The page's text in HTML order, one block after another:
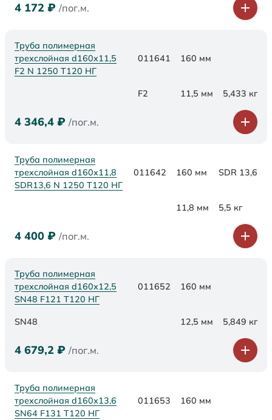
4 172 ₽ /пог.м.
Труба полимерная
трехслойная d160x11,5
F2 N 1250 Т120 НГ
011641 160 мм
F2 11,5 мм 5,433 кг
4 346,4 ₽ /пог.м.
Труба полимерная
трехслойная d160x11,8
SDR13,6 N 1250 Т120 НГ
011642 160 мм SDR 13,6
11,8 мм 5,5 кг
4 400 ₽ /пог.м.
Труба полимерная
трехслойная d160х12,5
SN48 F121 Т120 НГ
011652 160 мм
SN48 12,5 мм 5,849 кг
4 679,2 ₽ /пог.м.
Труба полимерная
трехслойная d160х13,6
SN64 F131 Т120 НГ
011653 160 мм